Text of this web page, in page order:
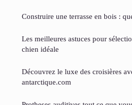
Construire une terrasse en bois :
Les meilleures astuces pour
chien idéale
Découvrez le luxe des croisières
antarctique.com